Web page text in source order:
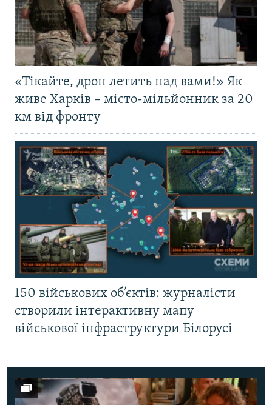
«Тікайте, дрон летить над вами!» Як
живе Харків – місто-мільйонник за 20
км від фронту
150 військових об’єктів: журналісти
створили інтерактивну мапу
військової інфраструктури Білорусі